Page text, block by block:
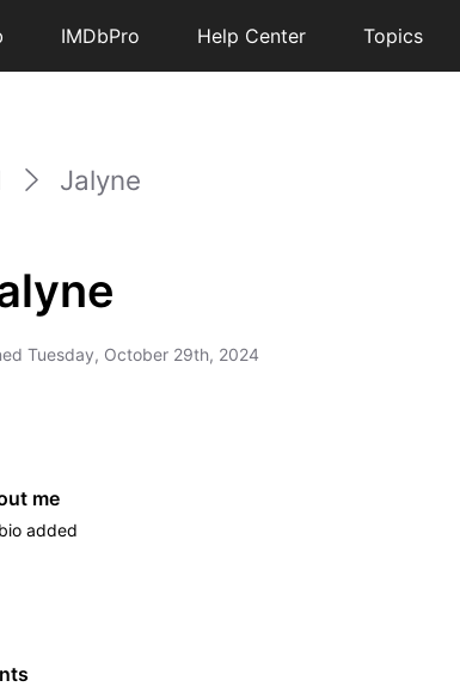
IMDbPro Help Center Topics
Jalyne
Tuesday, October 29th, 2024
me
added